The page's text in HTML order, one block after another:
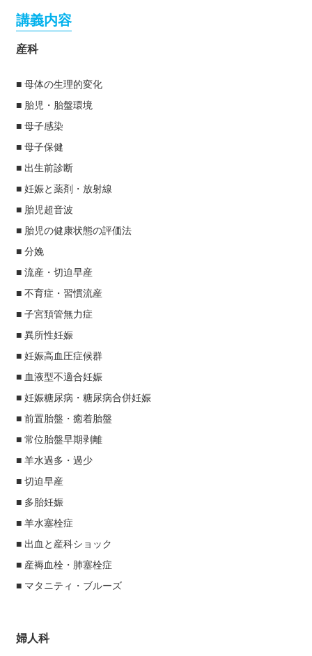
講義内容
産科
■ 母体の生理的変化
■ 胎児・胎盤環境
■ 母子感染
■ 母子保健
■ 出生前診断
■ 妊娠と薬剤・放射線
■ 胎児超音波
■ 胎児の健康状態の評価法
■ 分娩
■ 流産・切迫早産
■ 不育症・習慣流産
■ 子宮頚管無力症
■ 異所性妊娠
■ 妊娠高血圧症候群
■ 血液型不適合妊娠
■ 妊娠糖尿病・糖尿病合併妊娠
■ 前置胎盤・癒着胎盤
■ 常位胎盤早期剥離
■ 羊水過多・過少
■ 切迫早産
■ 多胎妊娠
■ 羊水塞栓症
■ 出血と産科ショック
■ 産褥血栓・肺塞栓症
■ マタニティ・ブルーズ
婦人科